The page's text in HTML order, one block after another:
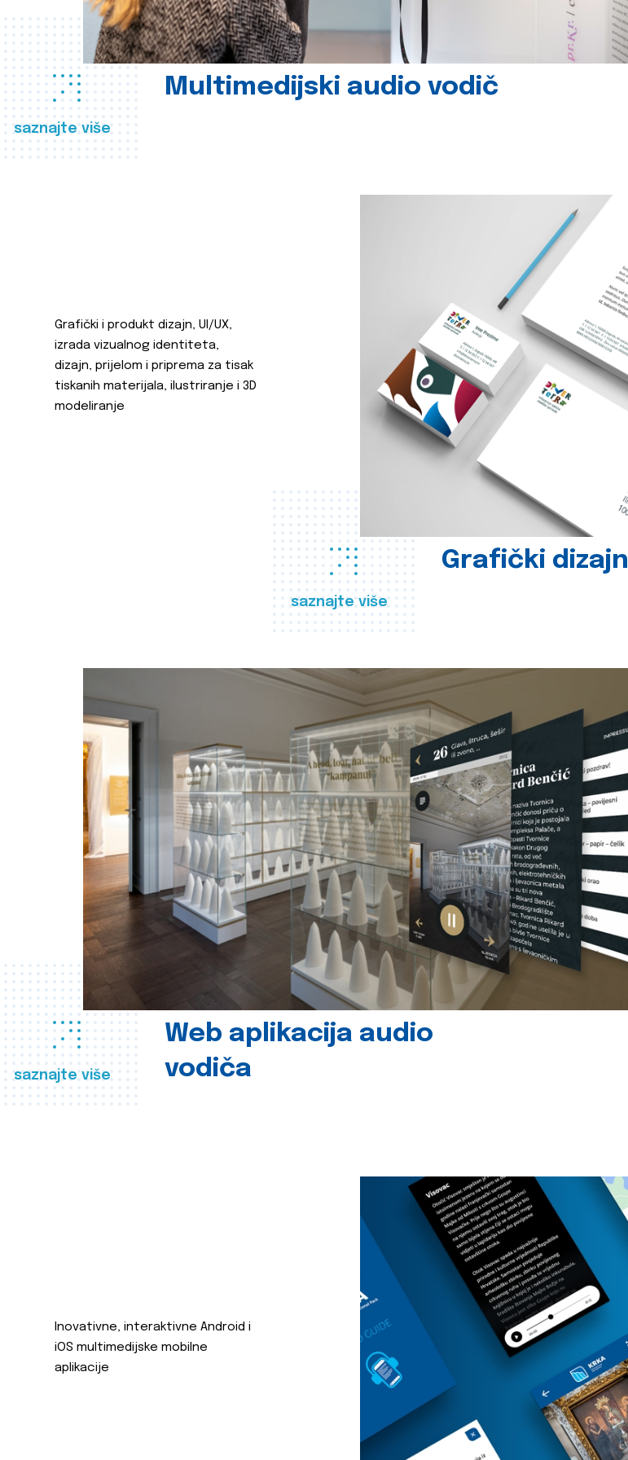
saznajte više
Multimedijski audio vodič
saznajte više
Grafički dizajn
Grafički i produkt dizajn, UI/UX,
izrada vizualnog identiteta,
dizajn, prijelom i priprema za tisak
tiskanih materijala, ilustriranje i 3D
modeliranje
saznajte više
Web aplikacija audio
vodiča
Inovativne, interaktivne Android i
iOS multimedijske mobilne
aplikacije